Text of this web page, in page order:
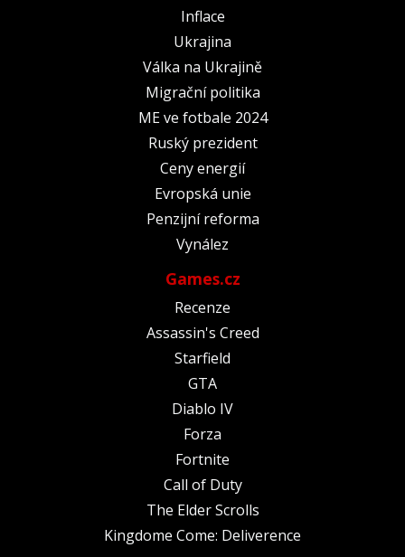
Inflace
Ukrajina
Válka na Ukrajině
Migrační politika
ME ve fotbale 2024
Ruský prezident
Ceny energií
Evropská unie
Penzijní reforma
Vynález
Games.cz
Recenze
Assassin's Creed
Starfield
GTA
Diablo IV
Forza
Fortnite
Call of Duty
The Elder Scrolls
Kingdome Come: Deliverence